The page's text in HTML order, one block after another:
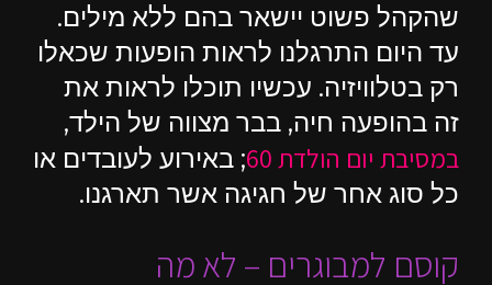
שהקהל פשוט יישאר בהם ללא מילים.
עד היום התרגלנו לראות הופעות שכאלו
רק בטלוויזיה. עכשיו תוכלו לראות את
זה בהופעה חיה, בבר מצווה של הילד,
במסיבת יום הולדת 60
; באירוע לעובדים או
כל סוג אחר של חגיגה אשר תארגנו.
קוסם למבוגרים – לא מה